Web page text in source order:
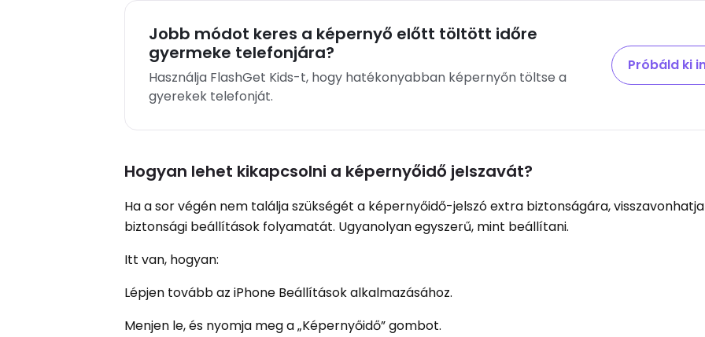
Jobb módot keres a képernyő előtt töltött időre
gyermeke telefonjára?
Használja FlashGet Kids-t, hogy hatékonyabban képernyőn töltse a
gyerekek telefonját.
Próbáld ki
Hogyan lehet kikapcsolni a képernyőidő jelszavát?
Ha a sor végén nem találja szükségét a képernyőidő-jelszó extra biztonságára,
biztonsági beállítások folyamatát. Ugyanolyan egyszerű, mint beállítani.
Itt van, hogyan:
Lépjen tovább az iPhone Beállítások alkalmazásához.
Menjen le, és nyomja meg a „Képernyőidő” gombot.